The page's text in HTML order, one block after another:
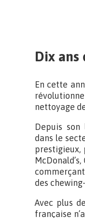
Dix ans
En cette
nettoyage
Depuis
dans le
prestigieux,
des
Avec plus
française